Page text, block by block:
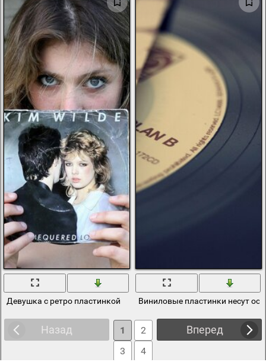
Девушка с ретро пластинкой Виниловые пластинки несут
Назад Вперед
1
2
3
4